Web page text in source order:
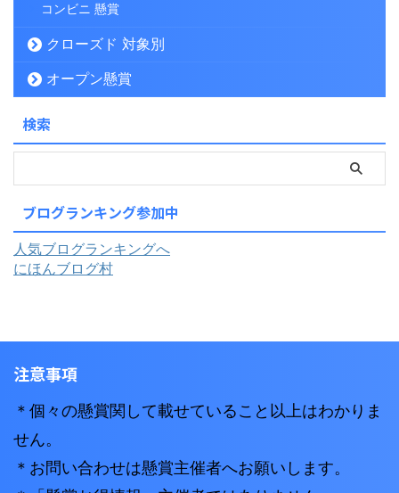
コンビニ 懸賞
クローズド 対象別
オープン懸賞
検索
ブログランキング参加中
人気ブログランキングへ
にほんブログ村
注意事項
＊個々の懸賞関して載せていること以上はわかりま
せん。
＊お問い合わせは懸賞主催者へお願いします。